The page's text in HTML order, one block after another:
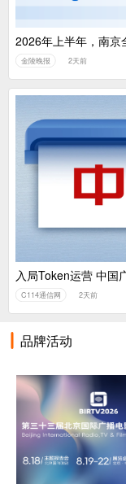
2026年上半年，南京
金陵晚报 2天前
入局Token运营 中国
C114通信网 2天前
品牌活动